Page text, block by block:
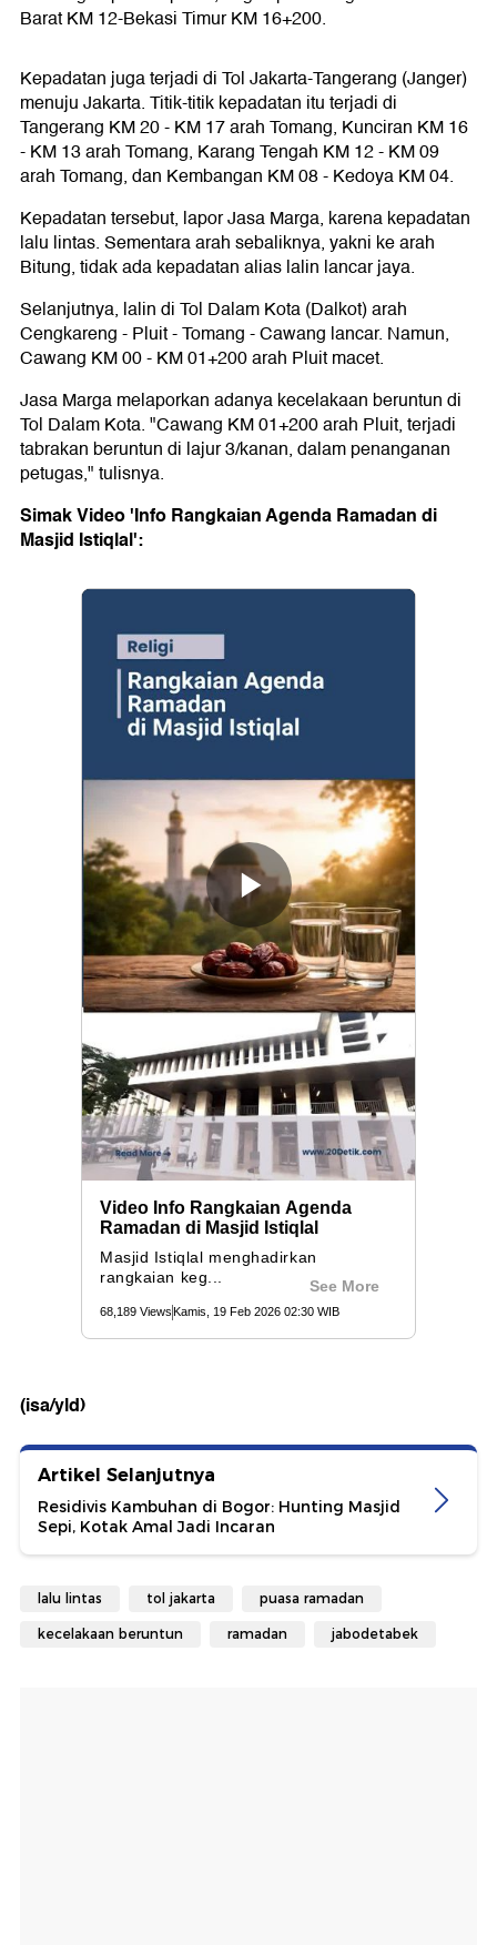
Barat KM 12-Bekasi Timur KM 16+200.
Kepadatan juga terjadi di Tol Jakarta-Tangerang (Janger)
menuju Jakarta. Titik-titik kepadatan itu terjadi di
Tangerang KM 20 - KM 17 arah Tomang, Kunciran KM 16
- KM 13 arah Tomang, Karang Tengah KM 12 - KM 09
arah Tomang, dan Kembangan KM 08 - Kedoya KM 04.
Kepadatan tersebut, lapor Jasa Marga, karena kepadatan
lalu lintas. Sementara arah sebaliknya, yakni ke arah
Bitung, tidak ada kepadatan alias lalin lancar jaya.
Selanjutnya, lalin di Tol Dalam Kota (Dalkot) arah
Cengkareng - Pluit - Tomang - Cawang lancar. Namun,
Cawang KM 00 - KM 01+200 arah Pluit macet.
Jasa Marga melaporkan adanya kecelakaan beruntun di
Tol Dalam Kota. "Cawang KM 01+200 arah Pluit, terjadi
tabrakan beruntun di lajur 3/kanan, dalam penanganan
petugas," tulisnya.
Simak Video 'Info Rangkaian Agenda Ramadan di
Masjid Istiqlal':
(isa/yld)
Artikel Selanjutnya
Residivis Kambuhan di Bogor: Hunting Masjid
Sepi, Kotak Amal Jadi Incaran
lalu lintas tol jakarta puasa ramadan
kecelakaan beruntun ramadan jabodetabek